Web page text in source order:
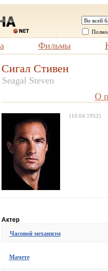
Фильмы
Сигал Стивен
Seagal Steven
О
(10.04.1952)
Актер
Часовой механизм
Мачете